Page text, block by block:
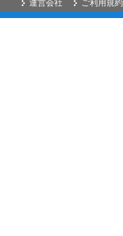
ご利用規約
運営会社